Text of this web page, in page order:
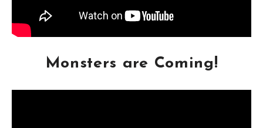
Monsters are Coming!